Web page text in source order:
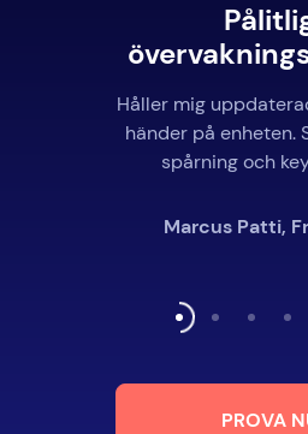
Håller mig
händer på enheten.
spårning och
Marcus Patti,
PROVA